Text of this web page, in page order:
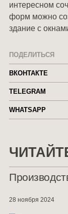
интересном
форм можно
здание с
ПОДЕЛИТЬСЯ
ВКОНТАКТЕ
TELEGRAM
WHATSAPP
28 ноября 2024